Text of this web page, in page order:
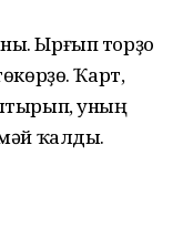
Ырғып торҙо
Ҡарт,
уның
ҡалды.